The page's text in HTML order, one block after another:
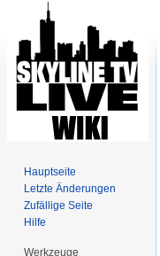
Hauptseite
Letzte Änderungen
Zufällige Seite
Hilfe
Werkzeuge